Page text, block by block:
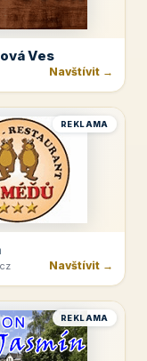
Ves
Navštívit →
REKLAMA
Navštívit →
REKLAMA